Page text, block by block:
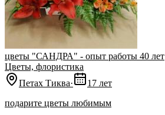
цветы "САНДРА" - опыт работы 40 лет
Цветы, флористика
Петах Тиква·
17 лет
подарите цветы любимым